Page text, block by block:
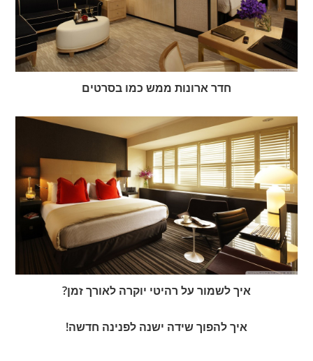
חדר ארונות ממש כמו בסרטים
איך לשמור על רהיטי יוקרה לאורך זמן?
איך להפוך שידה ישנה לפנינה חדשה!